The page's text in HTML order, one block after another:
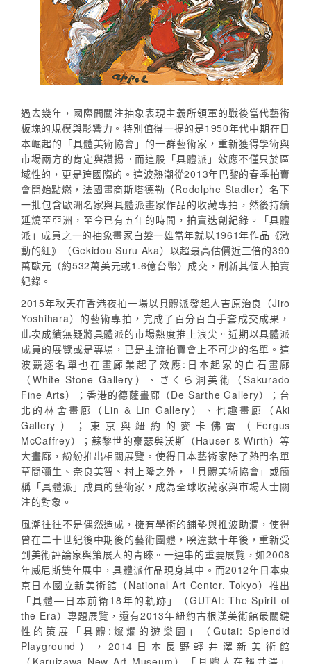
過去幾年，國際間關注抽象表現主義所領軍的戰後當代藝術
板塊的規模與影響力。特別值得一提的是1950年代中期在日
本崛起的「具體美術協會」的一群藝術家，重新獲得學術與
市場兩方的肯定與讚揚。而這股「具體派」效應不僅只於區
域性的，更是跨國際的。這波熱潮從2013年巴黎的春季拍賣
會開始點燃，法國畫商斯塔德勒（Rodolphe Stadler）名下
一批包含歐洲名家與具體派畫家作品的收藏專拍，然後持續
延燒至亞洲，至今已有五年的時間，拍賣迭創紀錄。「具體
派」成員之一的抽象畫家白髮一雄當年就以1961年作品《激
動的紅》（Gekidou Suru Aka）以超最高估價近三倍的390
萬歐元（約532萬美元或1.6億台幣）成交，刷新其個人拍賣
紀錄。
2015年秋天在香港夜拍一場以具體派發起人吉原治良（Jiro
Yoshihara）的藝術專拍，完成了百分百白手套成交成果，
此次成績無疑將具體派的市場熱度推上浪尖。近期以具體派
成員的展覽或是專場，已是主流拍賣會上不可少的名單。這
波競逐名單也在畫廊業起了效應:日本起家的白石畫廊
（White Stone Gallery）、さくら洞美術（Sakurado
Fine Arts）；香港的德薩畫廊（De Sarthe Gallery）；台
北的林舍畫廊（Lin & Lin Gallery）、也趣畫廊（Aki
Gallery）；東京與紐約的麥卡佛雷（Fergus
McCaffrey）；蘇黎世的豪瑟與沃斯（Hauser & Wirth）等
大畫廊，紛紛推出相關展覽。使得日本藝術家除了熱門名單
草間彌生、奈良美智、村上隆之外，「具體美術協會」或簡
稱「具體派」成員的藝術家，成為全球收藏家與市場人士關
注的對象。
風潮往往不是偶然造成，擁有學術的鋪墊與推波助瀾，使得
曾在二十世紀後中期後的藝術團體，睽違數十年後，重新受
到美術評論家與策展人的青睞。一連串的重要展覽，如2008
年威尼斯雙年展中，具體派作品現身其中。而2012年日本東
京日本國立新美術館（National Art Center, Tokyo）推出
「具體—日本前衛18年的軌跡」（GUTAI: The Spirit of
the Era）專題展覽，還有2013年紐約古根漢美術館最關鍵
性的策展「具體:燦爛的遊樂園」（Gutai: Splendid
Playground），2014日本長野輕井澤新美術館